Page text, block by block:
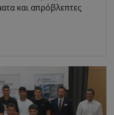
και απρόβλεπτες